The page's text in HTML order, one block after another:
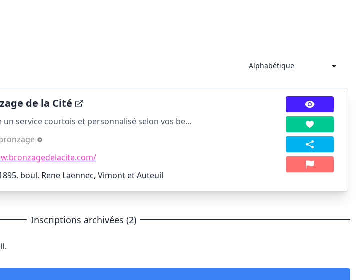
de la Cité
un service courtois et personnalisé selon vos be...
boul. Rene Laennec, Vimont et Auteuil
Inscriptions archivées (2)
.